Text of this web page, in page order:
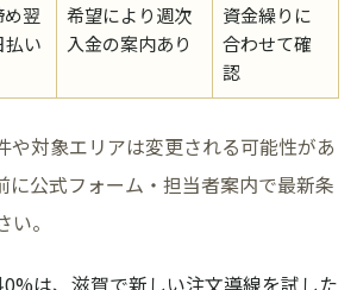
め翌
払い
希望により週次
入金の案内あり
資金繰りに
合わせて確
認
対象エリアは変更される可能性があ
に公式フォーム・担当者案内で最新条
。
は、滋賀で新しい注文導線を試した